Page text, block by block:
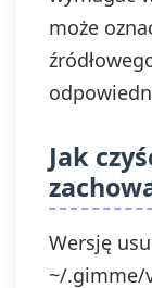
może
Jak
Wersję
~/.gimme/